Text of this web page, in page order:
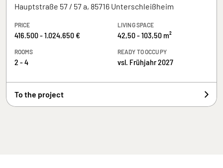
Hauptstraße 57 / 57 a, 85716 Unterschleißheim
PRICE
416.500 - 1.024.650 €
LIVING SPACE
42,50 - 103,50 m²
ROOMS
2 - 4
READY TO OCCUPY
vsl. Frühjahr 2027
To the project